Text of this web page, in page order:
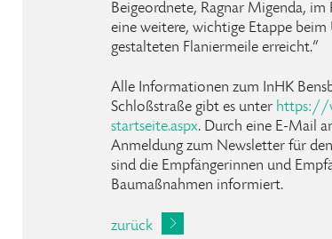
Beigeordnete, Ragnar Migenda,
eine weitere, wichtige Etappe
gestalteten Flaniermeile erreicht.“
Alle Informationen zum InHK
Schloßstraße gibt es unter https://
startseite.aspx. Durch eine E-Mail
Anmeldung zum Newsletter für
sind die Empfängerinnen und
Baumaßnahmen informiert.
zurück